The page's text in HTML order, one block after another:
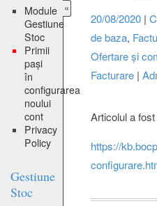
Module
Gestiune
Stoc
Primii
pași
în
configurarea
noului
cont
Privacy
Policy
Gestiune
Stoc
«
20/08/2020|
de baza,
Ofertare și
Facturare|
Articolul a
https://